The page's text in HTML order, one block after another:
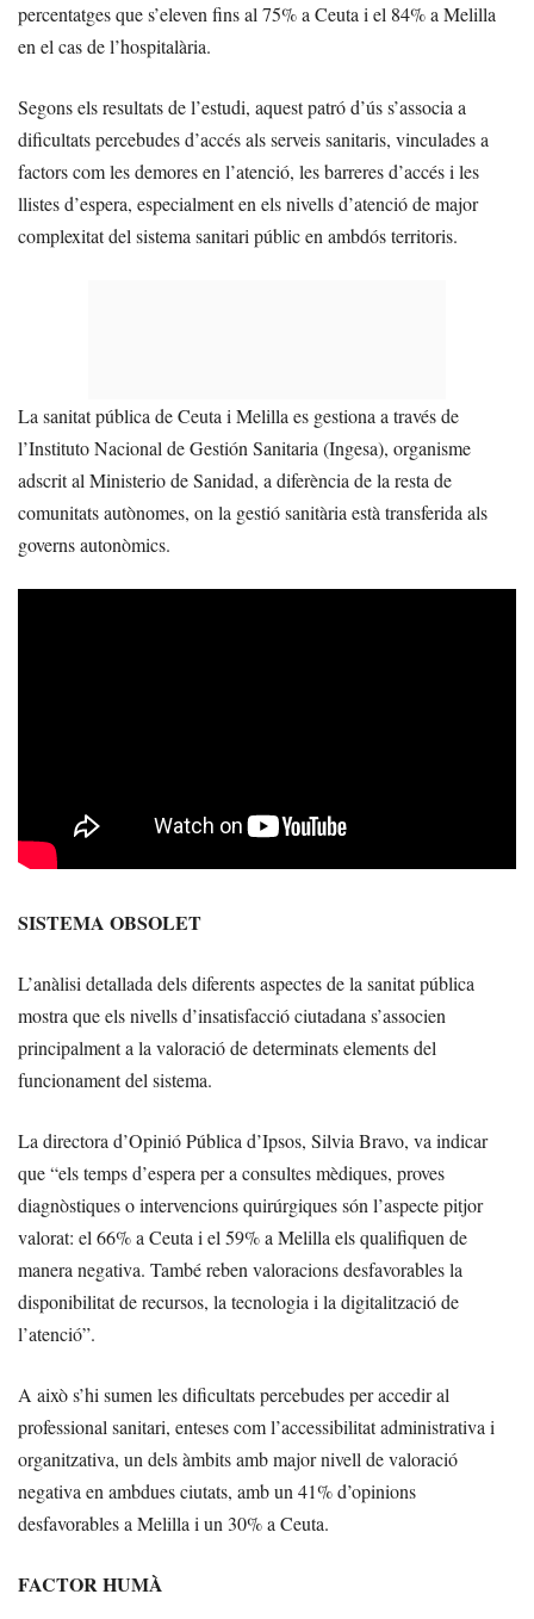
percentatges que s’eleven fins al 75% a Ceuta i el 84% a Melilla
en el cas de l’hospitalària.
Segons els resultats de l’estudi, aquest patró d’ús s’associa a
dificultats percebudes d’accés als serveis sanitaris, vinculades a
factors com les demores en l’atenció, les barreres d’accés i les
llistes d’espera, especialment en els nivells d’atenció de major
complexitat del sistema sanitari públic en ambdós territoris.
La sanitat pública de Ceuta i Melilla es gestiona a través de
l’Instituto Nacional de Gestión Sanitaria (Ingesa), organisme
adscrit al Ministerio de Sanidad, a diferència de la resta de
comunitats autònomes, on la gestió sanitària està transferida als
governs autonòmics.
SISTEMA OBSOLET
L’anàlisi detallada dels diferents aspectes de la sanitat pública
mostra que els nivells d’insatisfacció ciutadana s’associen
principalment a la valoració de determinats elements del
funcionament del sistema.
La directora d’Opinió Pública d’Ipsos, Silvia Bravo, va indicar
que “els temps d’espera per a consultes mèdiques, proves
diagnòstiques o intervencions quirúrgiques són l’aspecte pitjor
valorat: el 66% a Ceuta i el 59% a Melilla els qualifiquen de
manera negativa. També reben valoracions desfavorables la
disponibilitat de recursos, la tecnologia i la digitalització de
l’atenció”.
A això s’hi sumen les dificultats percebudes per accedir al
professional sanitari, enteses com l’accessibilitat administrativa i
organitzativa, un dels àmbits amb major nivell de valoració
negativa en ambdues ciutats, amb un 41% d’opinions
desfavorables a Melilla i un 30% a Ceuta.
FACTOR HUMÀ